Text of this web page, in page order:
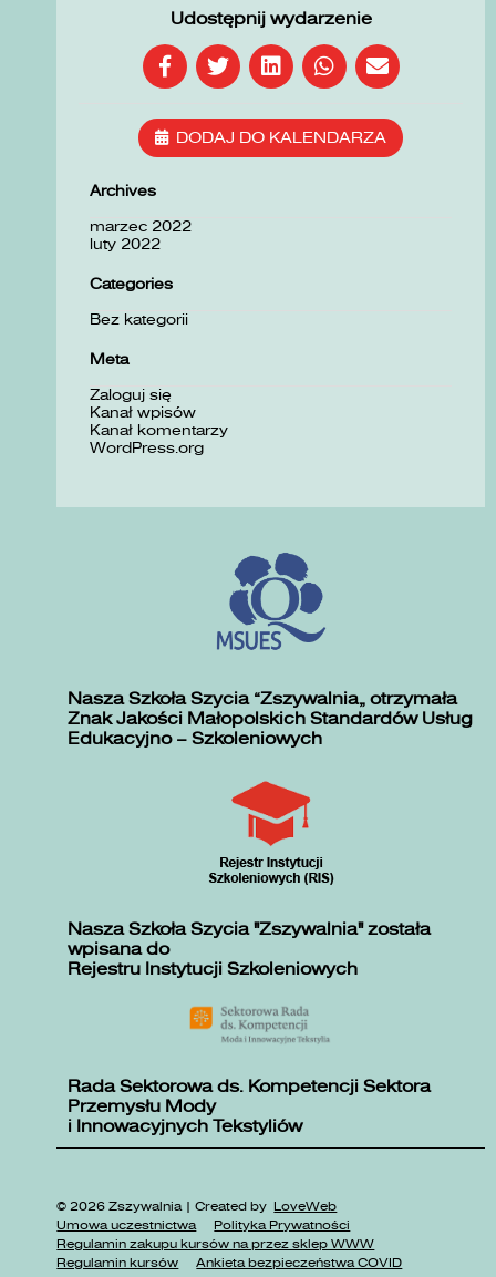
Udostępnij wydarzenie
DODAJ DO KALENDARZA
Archives
marzec 2022
luty 2022
Categories
Bez kategorii
Meta
Zaloguj się
Kanał wpisów
Kanał komentarzy
WordPress.org
Nasza Szkoła Szycia „Zszywalnia” otrzymała
Znak Jakości Małopolskich Standardów Usług
Edukacyjno – Szkoleniowych
Nasza Szkoła Szycia "Zszywalnia" została
wpisana do
Rejestru Instytucji Szkoleniowych
Rada Sektorowa ds. Kompetencji Sektora
Przemysłu Mody
i Innowacyjnych Tekstyliów
© 2026 Zszywalnia | Created by LoveWeb
Umowa uczestnictwa
Polityka Prywatności
Regulamin zakupu kursów na przez sklep WWW
Regulamin kursów
Ankieta bezpieczeństwa COVID